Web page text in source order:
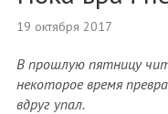
19 октября 2017
В прошлую пятницу
некоторое время
вдруг упал.